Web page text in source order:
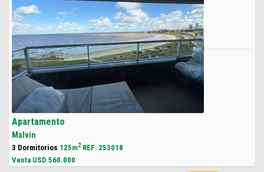
Apartamento
Malvin
3 Dormitorios 125m2REF: 253018
Venta USD 560.000